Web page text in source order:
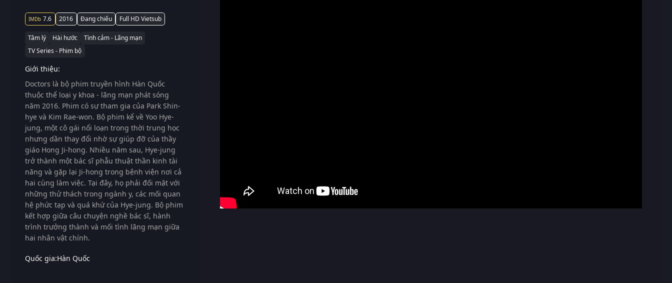
7.6 2016 Đang chiếu Full HD Vietsub
Tâm lý Hài hước
Tình cảm - Lãng mạn
TV Series - Phim bộ
Giới thiệu:
Doctors là bộ phim truyền hình Hàn Quốc
thuộc thể loại y khoa - lãng mạn phát sóng
năm 2016. Phim có sự tham gia của Park Shin-
hye và Kim Rae-won. Bộ phim kể về Yoo Hye-
jung, một cô gái nổi loạn trong thời trung học
nhưng dần thay đổi nhờ sự giúp đỡ của thầy
giáo Hong Ji-hong. Nhiều năm sau, Hye-jung
trở thành một bác sĩ phẫu thuật thần kinh tài
năng và gặp lại Ji-hong trong bệnh viện nơi cả
hai cùng làm việc. Tại đây, họ phải đối mặt với
những thử thách trong ngành y, các mối quan
hệ phức tạp và quá khứ của Hye-jung. Bộ phim
kết hợp giữa câu chuyện nghề bác sĩ, hành
trình trưởng thành và mối tình lãng mạn giữa
hai nhân vật chính.
Quốc gia:Hàn Quốc